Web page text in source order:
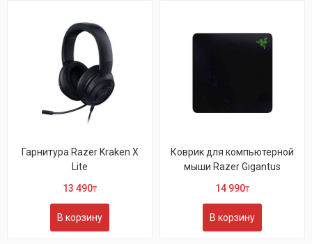
Гарнитура Razer Kraken X
Lite
13 490₸
В корзину
Коврик для компьютерной
мыши Razer Gigantus
14 990₸
В корзину